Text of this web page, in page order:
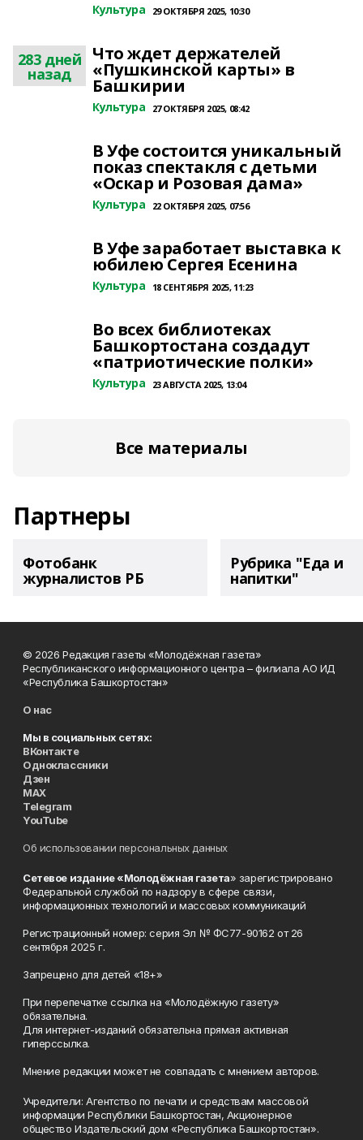
Культура 29 ОКТЯБРЯ 2025, 10:30
283 дней
назад
Что ждет держателей
«Пушкинской карты» в
Башкирии
Культура 27 ОКТЯБРЯ 2025, 08:42
В Уфе состоится уникальный
показ спектакля с детьми
«Оскар и Розовая дама»
Культура 22 ОКТЯБРЯ 2025, 07:56
В Уфе заработает выставка к
юбилею Сергея Есенина
Культура 18 СЕНТЯБРЯ 2025, 11:23
Во всех библиотеках
Башкортостана создадут
«патриотические полки»
Культура 23 АВГУСТА 2025, 13:04
Все материалы
Партнеры
Фотобанк
журналистов РБ
Рубрика "Еда и
напитки"
© 2026 Редакция газеты «Молодёжная газета»
Республиканского информационного центра – филиала АО ИД
«Республика Башкортостан»
О нас
Мы в социальных сетях:
ВКонтакте
Одноклассники
Дзен
MAX
Telegram
YouTube
Об использовании персональных данных
Сетевое издание «Молодёжная газета» зарегистрировано
Федеральной службой по надзору в сфере связи,
информационных технологий и массовых коммуникаций
Регистрационный номер: серия Эл № ФС77-90162 от 26
сентября 2025 г.
Запрещено для детей «18+»
При перепечатке ссылка на «Молодёжную газету»
обязательна.
Для интернет-изданий обязательна прямая активная
гиперссылка.
Мнение редакции может не совпадать с мнением авторов.
Учредители: Агентство по печати и средствам массовой
информации Республики Башкортостан, Акционерное
общество Издательский дом «Республика Башкортостан».